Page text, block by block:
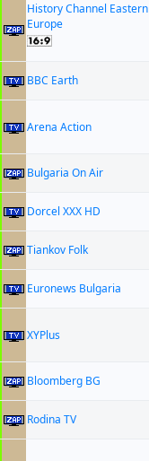
History Channel Eastern
Europe
BBC Earth
Arena Action
Bulgaria On Air
Dorcel XXX HD
Tiankov Folk
Euronews Bulgaria
XYPlus
Bloomberg BG
Rodina TV